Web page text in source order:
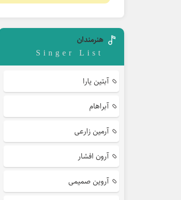
هنرمندان
Singer List
آبتین یارا
آبراهام
آرمین زارعی
آرون افشار
آروین صمیمی